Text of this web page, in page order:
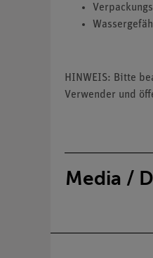
HINWEIS: Bitte
Verwender und
Media /